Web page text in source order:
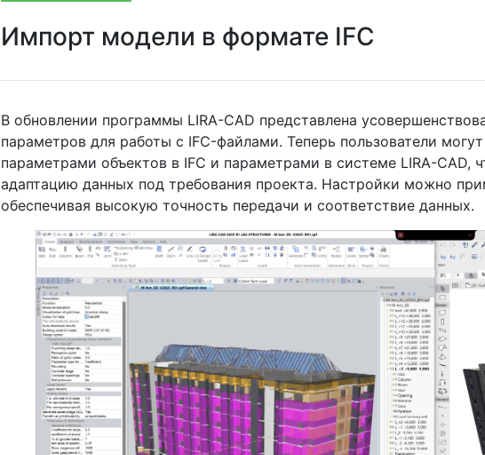
Импорт модели в формате IFC
В обновлении программы LIRA-CAD представлена
параметров для работы с IFC-файлами. Теперь пользователи
параметрами объектов в IFC и параметрами в системе LIRA-CAD,
адаптацию данных под требования проекта. Настройки можно
обеспечивая высокую точность передачи и соответствие данных.